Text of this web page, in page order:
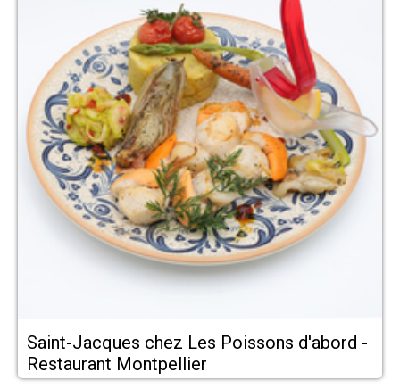
Saint-Jacques chez Les Poissons d'abord -
Restaurant Montpellier